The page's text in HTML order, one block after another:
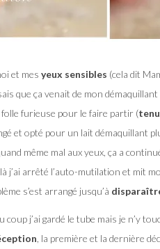
et mes yeux sensibles (cela dit
que ça venait de mon
folle furieuse pour le faire partir (
et opté pour un lait démaquillant
même mal aux yeux, ça a
j’ai arrêté l’auto-mutilation et mit
s’est arrangé jusqu’à
j’ai gardé le tube mais je n’y
, la première et la dernière